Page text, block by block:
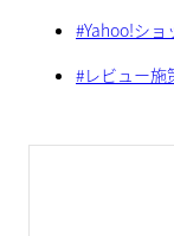
#Yahoo!ショ
#レビュー施